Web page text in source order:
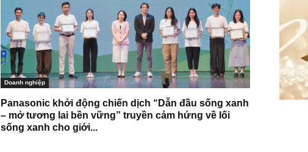
Doanh nghiệp
Panasonic khởi động chiến dịch “Dẫn đầu sống xanh
– mở tương lai bền vững” truyền cảm hứng về lối
sống xanh cho giới...